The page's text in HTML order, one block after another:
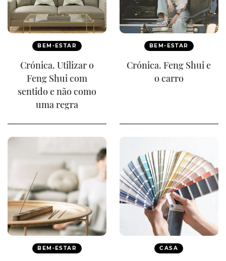
BEM-ESTAR
Crónica. Utilizar o
Feng Shui com
sentido e não como
uma regra
BEM-ESTAR
Crónica. Feng Shui e
o carro
BEM-ESTAR CASA